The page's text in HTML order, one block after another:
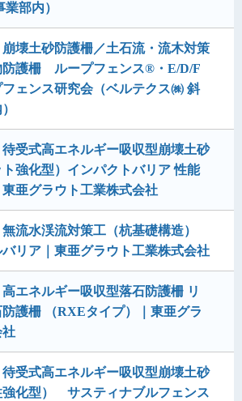
部内）
壊土砂防護柵／土石流・流木対策
防護柵 ループフェンス®・E/D/F
ェンス研究会（ベルテクス㈱ 斜
受式高エネルギー吸収型崩壊土砂
強化型）インパクトバリア 性能
亜グラウト工業株式会社
流水渓流対策工（杭基礎構造）
リア｜東亜グラウト工業株式会社
エネルギー吸収型落石防護柵 リ
護柵 （RXEタイプ）｜東亜グラ
社
受式高エネルギー吸収型崩壊土砂
強化型） サスティナブルフェンス